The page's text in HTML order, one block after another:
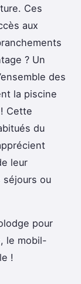
Ces
aux
? Un
des
la piscine
Cette
du
leur
ou
pour
le mobil-
!